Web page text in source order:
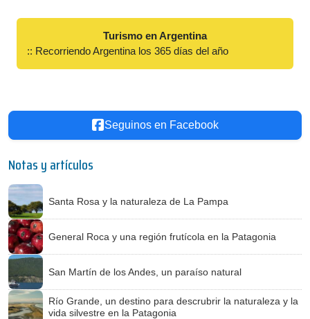
Turismo en Argentina
:: Recorriendo Argentina los 365 días del año
Seguinos en Facebook
Notas y artículos
Santa Rosa y la naturaleza de La Pampa
General Roca y una región frutícola en la Patagonia
San Martín de los Andes, un paraíso natural
Río Grande, un destino para descrubrir la naturaleza y la
vida silvestre en la Patagonia